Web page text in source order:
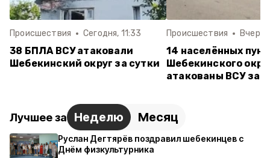
Происшествия Сегодня, 11:33
38 БПЛА ВСУ атаковали
Шебекинский округ за сутки
Происшествия Вчера,
14 населённых
Шебекинского
атакованы ВСУ за
Лучшее за Неделю Месяц
Руслан Дегтярёв поздравил шебекинцев с
Днём физкультурника